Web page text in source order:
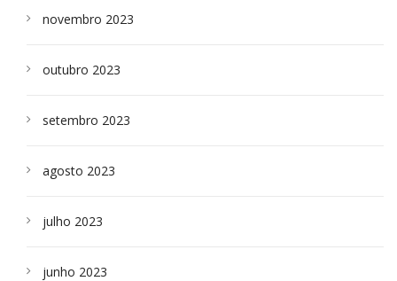
novembro 2023
outubro 2023
setembro 2023
agosto 2023
julho 2023
junho 2023